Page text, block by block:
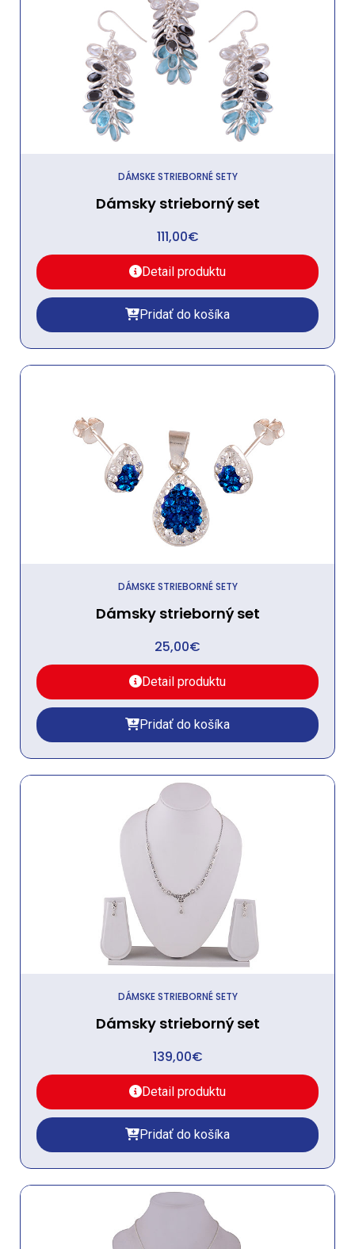
DÁMSKE STRIEBORNÉ SETY
Dámsky strieborný set
111,00€
Detail produktu
Pridať do košíka
DÁMSKE STRIEBORNÉ SETY
Dámsky strieborný set
25,00€
Detail produktu
Pridať do košíka
DÁMSKE STRIEBORNÉ SETY
Dámsky strieborný set
139,00€
Detail produktu
Pridať do košíka